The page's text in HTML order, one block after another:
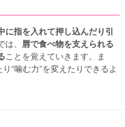
指を入れて押し込んだり引
、 唇で食べ物を支えられる
ことを覚えていきます。ま
“噛む力”を変えたりできるよ